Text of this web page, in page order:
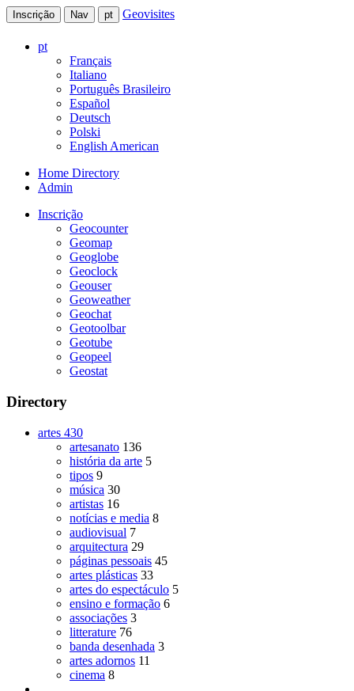
Inscrição Nav pt Geovisites
pt
Français
Italiano
Português Brasileiro
Español
Deutsch
Polski
English American
Home Directory
Admin
Inscrição
Geocounter
Geomap
Geoglobe
Geoclock
Geouser
Geoweather
Geochat
Geotoolbar
Geotube
Geopeel
Geostat
Directory
artes 430
artesanato 136
história da arte 5
tipos 9
música 30
artistas 16
notícias e media 8
audiovisual 7
arquitectura 29
páginas pessoais 45
artes plásticas 33
artes do espectáculo 5
ensino e formação 6
associações 3
litterature 76
banda desenhada 3
artes adornos 11
cinema 8